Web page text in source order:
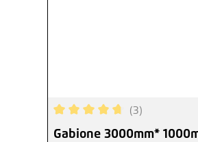
Durchschnittliche
(3)
Gabione 3000mm*